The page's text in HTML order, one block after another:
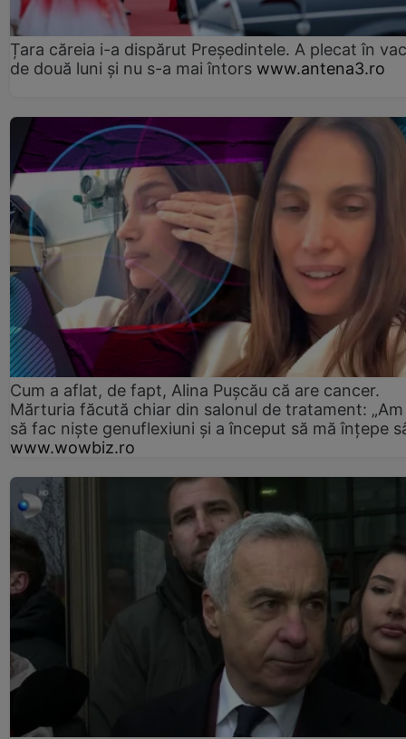
Țara căreia i-a dispărut Președintele. A plecat în
de două luni și nu s-a mai întors www.antena3.ro
Cum a aflat, de fapt, Alina Pușcău că are cancer.
Mărturia făcută chiar din salonul de tratament:
să fac niște genuflexiuni și a început să mă înțepe
www.wowbiz.ro